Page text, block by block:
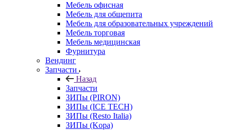
Мебель офисная
Мебель для общепита
Мебель для образовательных учреждений
Мебель торговая
Мебель медицинская
Фурнитура
Вендинг
Запчасти
Назад
Запчасти
ЗИПы (PIRON)
ЗИПы (ICE TECH)
ЗИПы (Resto Italia)
ЗИПы (Kopa)